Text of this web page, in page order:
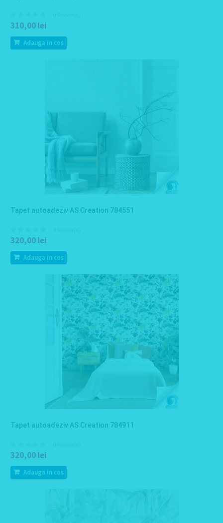
310,00 lei
Adauga in cos
Tapet autoadeziv AS Creation 784551
320,00 lei
Adauga in cos
Tapet autoadeziv AS Creation 784911
320,00 lei
Adauga in cos